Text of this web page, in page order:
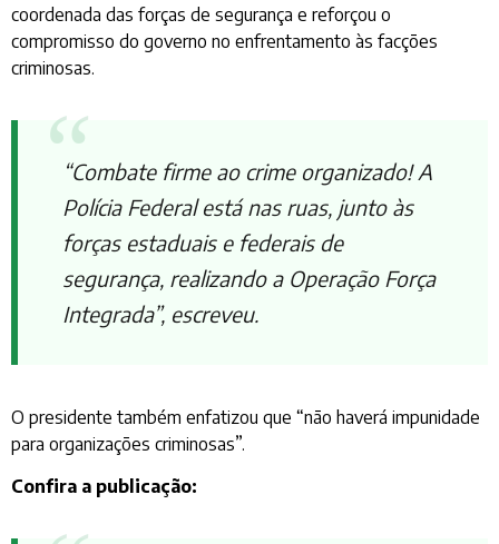
coordenada das forças de segurança e reforçou o
compromisso do governo no enfrentamento às facções
criminosas.
“Combate firme ao crime organizado! A
Polícia Federal está nas ruas, junto às
forças estaduais e federais de
segurança, realizando a Operação Força
Integrada”, escreveu.
O presidente também enfatizou que “não haverá impunidade
para organizações criminosas”.
Confira a publicação: